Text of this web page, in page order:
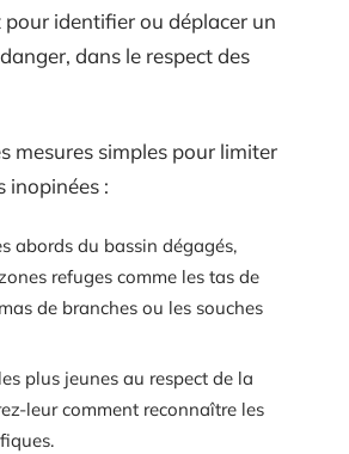
identifier ou déplacer un
dans le respect des
mesures simples pour limiter
inopinées :
abords du bassin dégagés,
refuges comme les tas de
de branches ou les souches
plus jeunes au respect de la
leur comment reconnaître les